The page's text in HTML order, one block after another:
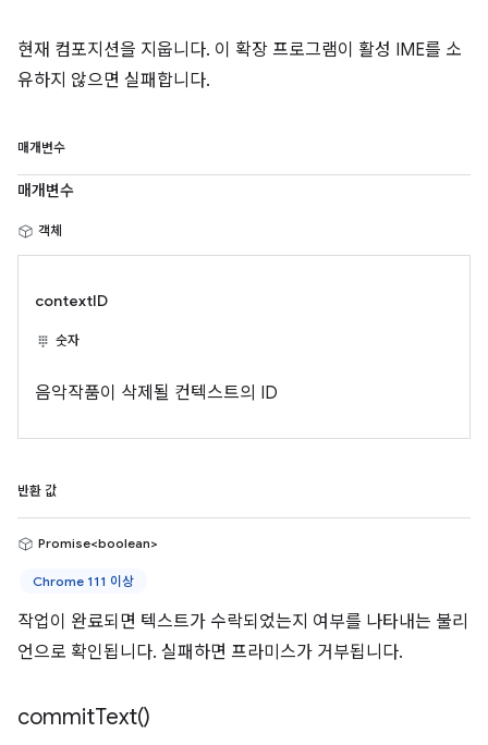
현재 컴포지션을 지웁니다. 이 확장 프로그램이 활성 IME를 소
유하지 않으면 실패합니다.
매개변수
매개변수
객체
contextID
숫자
음악작품이 삭제될 컨텍스트의 ID
반환 값
Promise<boolean>
Chrome 111 이상
작업이 완료되면 텍스트가 수락되었는지 여부를 나타내는 불리
언으로 확인됩니다. 실패하면 프라미스가 거부됩니다.
commitText()